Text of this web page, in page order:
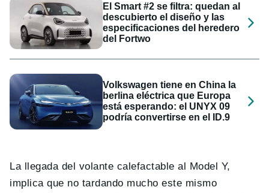
El Smart #2 se filtra: quedan al
descubierto el diseño y las
especificaciones del heredero
del Fortwo
Volkswagen tiene en China la
berlina eléctrica que Europa
está esperando: el UNYX 09
podría convertirse en el ID.9
La llegada del volante calefactable al Model Y,
implica que no tardando mucho este mismo